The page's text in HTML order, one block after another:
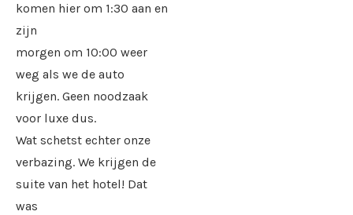
komen hier om 1:30 aan en
zijn
morgen om 10:00 weer
weg als we de auto
krijgen. Geen noodzaak
voor luxe dus.
Wat schetst echter onze
verbazing. We krijgen de
suite van het hotel! Dat
was